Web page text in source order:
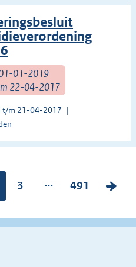
01-01-2019
22-04-2017
t/m 21-04-2017
P
g
3 ...
P
g
491
V
l